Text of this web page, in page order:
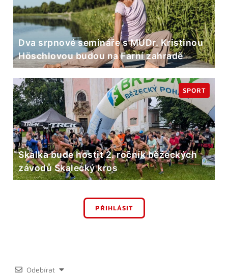
Dva srpnové semináře s MUDr. Kristinou
Höschlovou budou na Farní zahradě
Skalka bude hostit 2. ročník běžeckých
závodů Skalecký kros
SPORT
PŘIHLÁSIT
Odebírat